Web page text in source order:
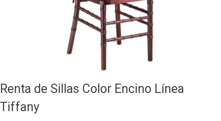
Renta de Sillas Color Encino Línea
Tiffany